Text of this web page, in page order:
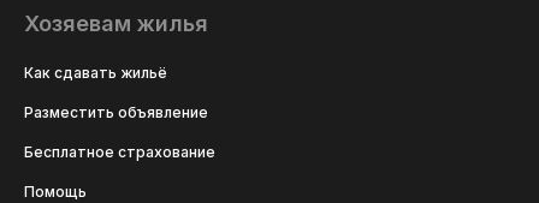
Хозяевам жилья
Как сдавать жильё
Разместить объявление
Бесплатное страхование
Помощь